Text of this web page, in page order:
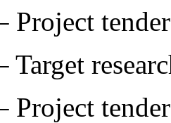
Project tender
Target
Project tender